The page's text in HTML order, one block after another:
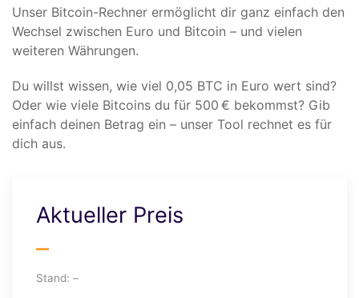
Unser Bitcoin-Rechner ermöglicht dir ganz einfach den
Wechsel zwischen Euro und Bitcoin – und vielen
weiteren Währungen.
Du willst wissen, wie viel 0,05 BTC in Euro wert sind?
Oder wie viele Bitcoins du für 500 € bekommst? Gib
einfach deinen Betrag ein – unser Tool rechnet es für
dich aus.
Aktueller Preis
–
Stand: –